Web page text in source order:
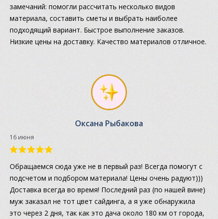
замечаний: помогли рассчитать несколько видов
материала, составить сметы и выбрать наиболее
подходящий вариант. Быстрое выполнение заказов.
Низкие цены на доставку. Качество материалов отличное.
Оксана Рыбакова
16 июня
Обращаемся сюда уже не в первый раз! Всегда помогут с
подсчетом и подбором материала! Цены очень радуют)))
Доставка всегда во время! Последний раз (по нашей вине)
муж заказал не тот цвет сайдинга, а я уже обнаружила
это через 2 дня, так как это дача около 180 км от города,